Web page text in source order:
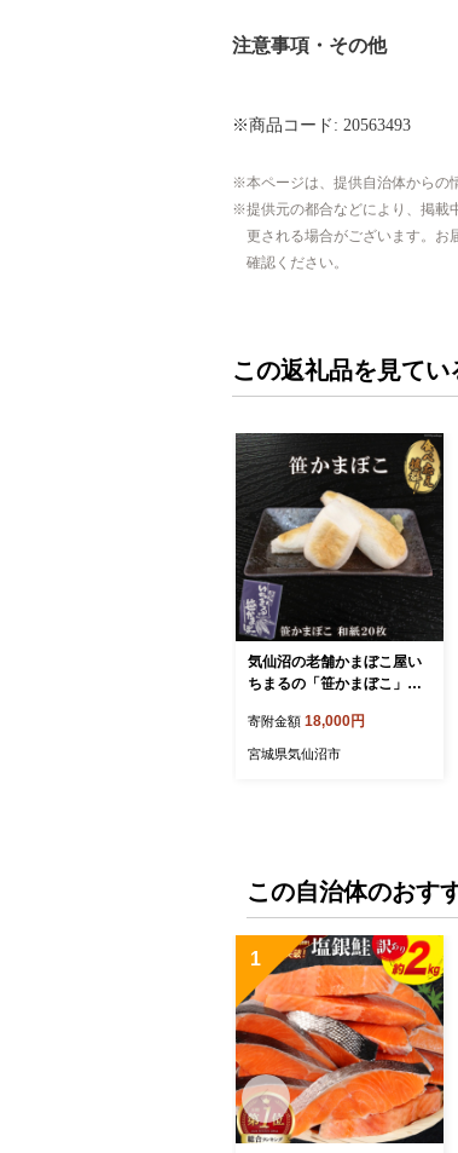
注意事項・その他
※商品コード: 20563493
本ページは、提供自治体からの
提供元の都合などにより、掲載
更される場合がございます。お
確認ください。
この返礼品を見て
気仙沼の老舗かまぼこ屋い
ちまるの「笹かまぼこ」和
気仙沼市 20563494]
寄附金額 18,000円
宮城県気仙沼市
この自治体のおす
1